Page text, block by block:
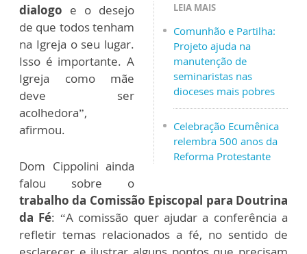
LEIA MAIS
Comunhão e Partilha:
Projeto ajuda na
manutenção de
seminaristas nas
dioceses mais pobres
Celebração Ecumênica
relembra 500 anos da
Reforma Protestante
dialogo e o desejo
de que todos tenham
na Igreja o seu lugar.
Isso é importante. A
Igreja como mãe
deve ser
acolhedora”,
afirmou.
Dom Cippolini ainda
falou sobre o
trabalho da Comissão Episcopal para Doutrina
da Fé: “A comissão quer ajudar a conferência a
refletir temas relacionados a fé, no sentido de